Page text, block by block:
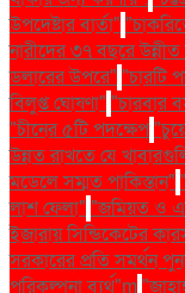
উপদেষ্টার বার্তা"
নারীদের ৩৭ বছরে উন্নীত
ডলারের উপরে" "চারটি
বিলুপ্ত ঘোষণা" "চারবার
"চীনের ৫টি পদক্ষেপ
উন্নত রাখতে যে
মডেলে সম্মত পাকিস্তান"
লাশ ফেলা" "জমিয়ত ও
ইজারায় সিন্ডিকেটের
সরকারের প্রতি সমর্থন
পরিকল্পনা ব্যর্থ"m